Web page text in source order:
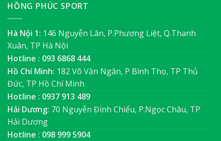
HỒNG PHÚC SPORT
Hà Nội 1: 146 Nguyễn Lân, P.Phương Liệt, Q.Thanh
Xuân, TP Hà Nội
Hotline : 093 6868 444
Hồ Chí Minh: 182 Võ Văn Ngân, P Bình Thọ, TP Thủ
Đức, TP Hồ Chí Minh
Hotline : 0937 913 489
Hải Dương: 70 Nguyễn Đình Chiểu, P.Ngọc Châu, TP
Hải Dương
Hotline : 098 999 5904